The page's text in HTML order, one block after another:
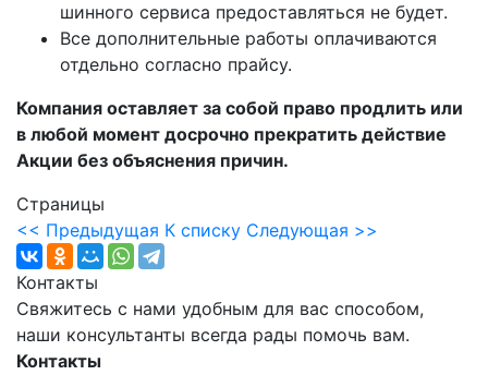
шинного сервиса предоставляться не будет.
Все дополнительные работы оплачиваются
отдельно согласно прайсу.
Компания оставляет за собой право продлить или
в любой момент досрочно прекратить действие
Акции без объяснения причин.
Страницы
<< Предыдущая К списку Следующая >>
Контакты
Свяжитесь с нами удобным для вас способом,
наши консультанты всегда рады помочь вам.
Контакты